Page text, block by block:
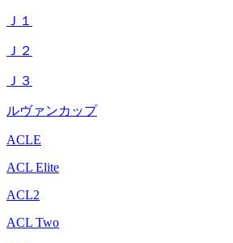
Ｊ１
Ｊ２
Ｊ３
ルヴァンカップ
ACLE
ACL Elite
ACL2
ACL Two